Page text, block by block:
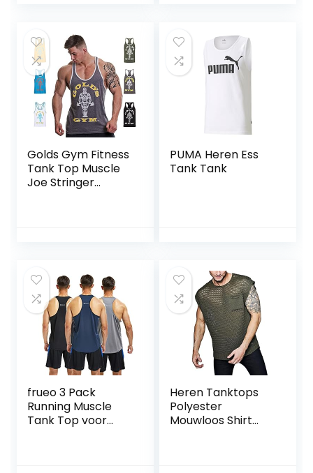
Golds Gym Fitness
Tank Top Muscle
Joe Stringer
PUMA Heren Ess
Tank Tank
frueo 3 Pack
Running Muscle
Tank Top voor
Heren Tanktops
Polyester
Mouwloos Shirt